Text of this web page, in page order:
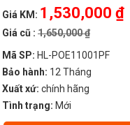
Giá KM: 1,530,000 ₫
Giá cũ : 1,650,000 ₫
Mã SP: HL-POE11001PF
Bảo hành: 12 Tháng
Xuất xứ: chính hãng
Tình trạng: Mới